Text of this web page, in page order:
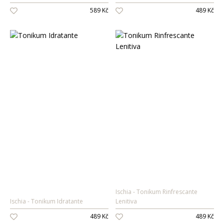
589 Kč
489 Kč
Ischia
Tonikum Idratante
489 Kč
Ischia
Tonikum Rinfrescante
Lenitiva
489 Kč